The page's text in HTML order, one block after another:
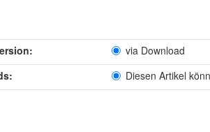
via Download
Diesen Artikel